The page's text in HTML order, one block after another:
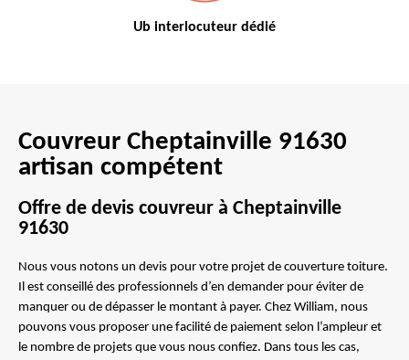
Ub interlocuteur dédié
Couvreur Cheptainville 91630
artisan compétent
Offre de devis couvreur à Cheptainville
91630
Nous vous notons un devis pour votre projet de couverture toiture.
Il est conseillé des professionnels d’en demander pour éviter de
manquer ou de dépasser le montant à payer. Chez William, nous
pouvons vous proposer une facilité de paiement selon l’ampleur et
le nombre de projets que vous nous confiez. Dans tous les cas,